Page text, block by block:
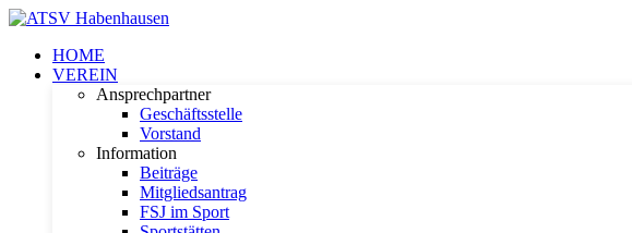
HOME
VEREIN
Ansprechpartner
Geschäftsstelle
Vorstand
Information
Beiträge
Mitgliedsantrag
FSJ im Sport